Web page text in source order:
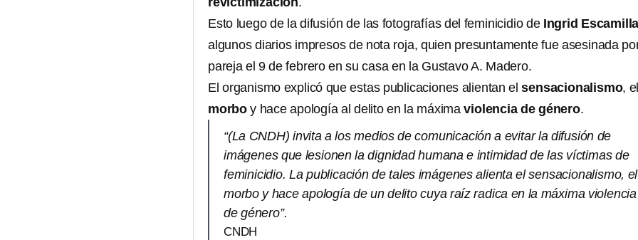
Esto luego de la difusión de las fotografías del feminicidio de Ingrid Escamilla
algunos diarios impresos de nota roja, quien presuntamente fue asesinada
pareja el 9 de febrero en su casa en la Gustavo A. Madero.
El organismo explicó que estas publicaciones alientan elsensacionalismo, el
morboy hace apología al delito en la máximaviolencia de género.
“(La CNDH) invita a los medios de comunicación a evitar la difusión de
imágenes que lesionen la dignidad humana e intimidad de las víctimas de
feminicidio. La publicación de tales imágenes alienta el sensacionalismo, el
morbo y hace apología de un delito cuya raíz radica en la máxima violencia
de género”.
CNDH